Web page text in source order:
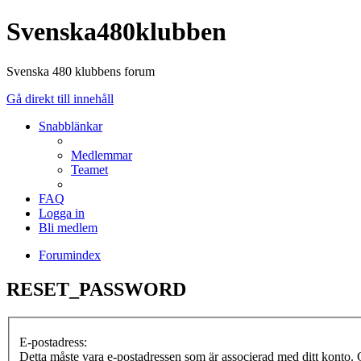
Svenska480klubben
Svenska 480 klubbens forum
Gå direkt till innehåll
Snabblänkar
Medlemmar
Teamet
FAQ
Logga in
Bli medlem
Forumindex
RESET_PASSWORD
E-postadress:
Detta måste vara e-postadressen som är associerad med ditt